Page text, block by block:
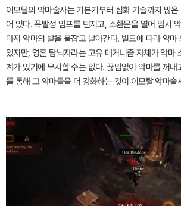
이모탈의 악마술사는 기본기부터 심화 기술까지 많
어 있다. 폭발성 임프를 던지고, 소환문을 열어 임시
마저 악마의 발을 붙잡고 날아간다. 빌드에 따라 악마
있지만, 영혼 탐닉자라는 고유 메커니즘 자체가 악마
계가 있기에 무시할 수는 없다. 끊임없이 악마를 꺼내
를 통해 그 악마들을 더 강화하는 것이 이모탈 악마술